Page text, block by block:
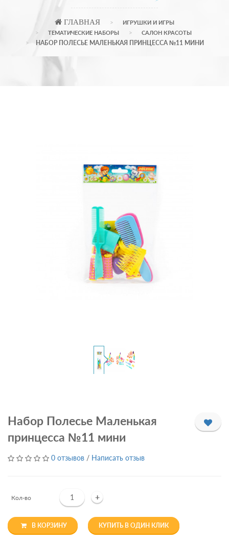
ГЛАВНАЯ
ИГРУШКИ И ИГРЫ
ТЕМАТИЧЕСКИЕ НАБОРЫ
САЛОН КРАСОТЫ
НАБОР ПОЛЕСЬЕ МАЛЕНЬКАЯ ПРИНЦЕССА №11 МИНИ
Набор Полесье Маленькая
принцесса №11 мини
0 отзывов / Написать отзыв
Кол-во +
В КОРЗИНУ КУПИТЬ В ОДИН КЛИК